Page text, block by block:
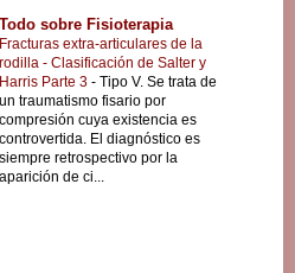
Todo sobre Fisioterapia
Fracturas extra-articulares de la
rodilla - Clasificación de Salter y
Harris Parte 3 - Tipo V. Se trata de
un traumatismo fisario por
compresión cuya existencia es
controvertida. El diagnóstico es
siempre retrospectivo por la
aparición de ci...